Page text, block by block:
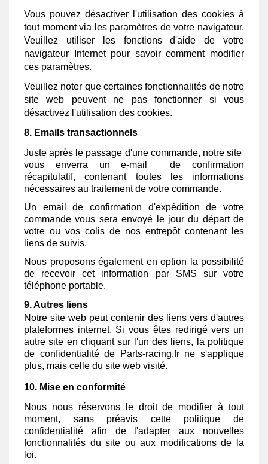
Vous pouvez désactiver l'utilisation des cookies à
tout moment via les paramètres de votre navigateur.
Veuillez utiliser les fonctions d'aide de votre
navigateur Internet pour savoir comment modifier
ces paramètres.
Veuillez noter que certaines fonctionnalités de notre
site web peuvent ne pas fonctionner si vous
désactivez l'utilisation des cookies.
8. Emails transactionnels
Juste après le passage d'une commande, notre site
vous enverra un e-mail de confirmation
récapitulatif, contenant toutes les informations
nécessaires au traitement de votre commande.
Un email de confirmation d'expédition de votre
commande vous sera envoyé le jour du départ de
votre ou vos colis de nos entrepôt contenant les
liens de suivis.
Nous proposons également en option la possibilité
de recevoir cet information par SMS sur votre
téléphone portable.
9. Autres liens
Notre site web peut contenir des liens vers d'autres
plateformes internet. Si vous êtes redirigé vers un
autre site en cliquant sur l'un des liens, la politique
de confidentialité de Parts-racing.fr ne s'applique
plus, mais celle du site web visité.
10. Mise en conformité
Nous nous réservons le droit de modifier à tout
moment, sans préavis cette politique de
confidentialité afin de l'adapter aux nouvelles
fonctionnalités du site ou aux modifications de la
loi.